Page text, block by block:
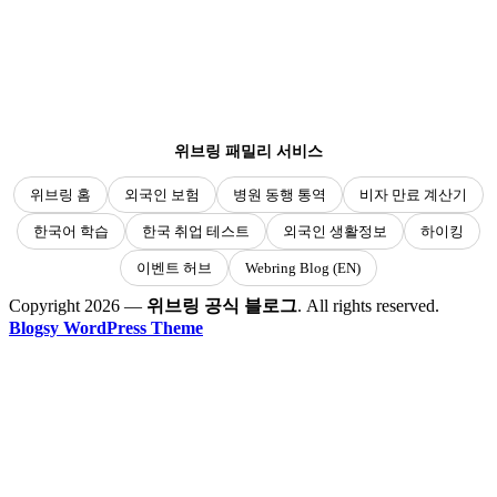
위브링 패밀리 서비스
위브링 홈 외국인 보험 병원 동행 통역 비자 만료 계산기
한국어 학습 한국 취업 테스트 외국인 생활정보 하이킹
이벤트 허브 Webring Blog (EN)
Copyright 2026 — 위브링 공식 블로그. All rights reserved.
Blogsy WordPress Theme